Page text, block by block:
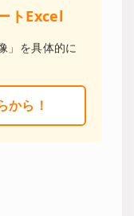
トExcel
」を具体的に
から！